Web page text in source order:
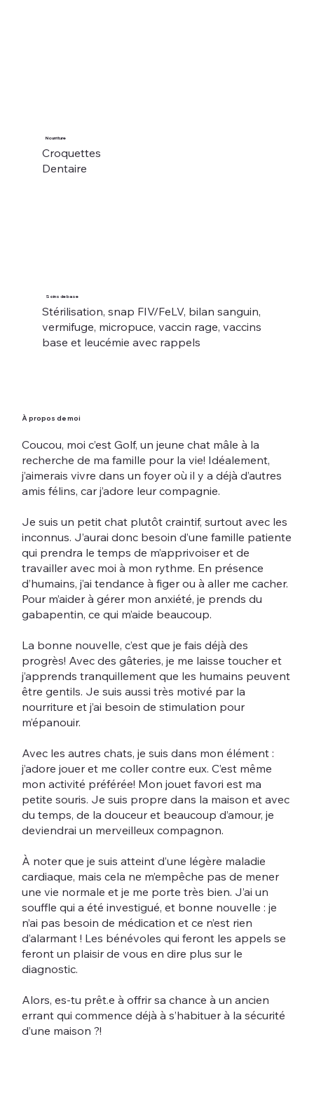
Nourriture
Croquettes
Dentaire
Soins de base
Stérilisation, snap FIV/FeLV, bilan sanguin,
vermifuge, micropuce, vaccin rage, vaccins
base et leucémie avec rappels
À propos de moi
Coucou, moi c’est Golf, un jeune chat mâle à la
recherche de ma famille pour la vie! Idéalement,
j’aimerais vivre dans un foyer où il y a déjà d’autres
amis félins, car j’adore leur compagnie.
Je suis un petit chat plutôt craintif, surtout avec les
inconnus. J’aurai donc besoin d’une famille patiente
qui prendra le temps de m’apprivoiser et de
travailler avec moi à mon rythme. En présence
d’humains, j’ai tendance à figer ou à aller me cacher.
Pour m’aider à gérer mon anxiété, je prends du
gabapentin, ce qui m’aide beaucoup.
La bonne nouvelle, c’est que je fais déjà des
progrès! Avec des gâteries, je me laisse toucher et
j’apprends tranquillement que les humains peuvent
être gentils. Je suis aussi très motivé par la
nourriture et j’ai besoin de stimulation pour
m’épanouir.
Avec les autres chats, je suis dans mon élément :
j’adore jouer et me coller contre eux. C’est même
mon activité préférée! Mon jouet favori est ma
petite souris. Je suis propre dans la maison et avec
du temps, de la douceur et beaucoup d’amour, je
deviendrai un merveilleux compagnon.
À noter que je suis atteint d’une légère maladie
cardiaque, mais cela ne m’empêche pas de mener
une vie normale et je me porte très bien. J’ai un
souffle qui a été investigué, et bonne nouvelle : je
n’ai pas besoin de médication et ce n’est rien
d’alarmant ! Les bénévoles qui feront les appels se
feront un plaisir de vous en dire plus sur le
diagnostic.
Alors, es-tu prêt.e à offrir sa chance à un ancien
errant qui commence déjà à s’habituer à la sécurité
d’une maison ?!